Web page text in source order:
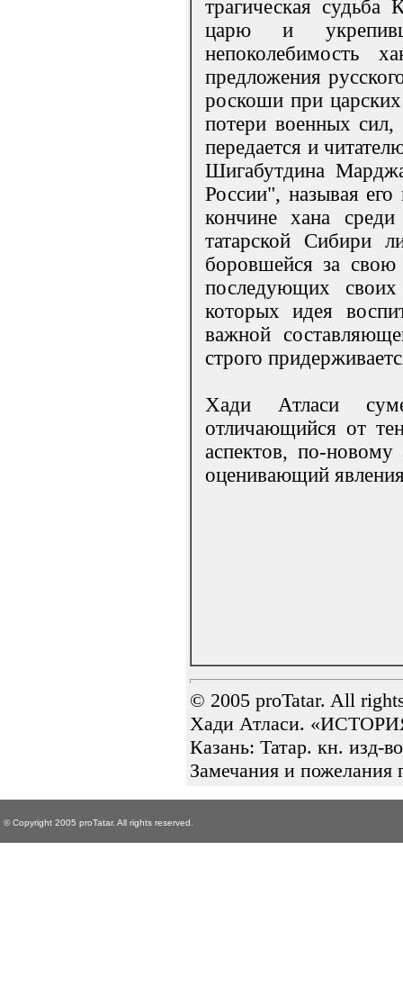
трагическая судьба
царю и
непоколебимость
предложения
роскоши при
потери военных сил,
передается и
Шигабутдина
России", называя
кончине хана
татарской Сибири
боровшейся за
последующих
которых идея
важной
строго
Хади Атласи
отличающийся от
аспектов, по-
оценивающий
© 2005 proTatar. All
Хади Атласи.
Казань: Татар. кн. изд-
Замечания и
© Copyright 2005 proTatar. All rights reserved.